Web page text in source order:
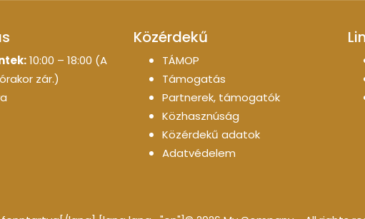
10:00 – 18:00 (A
zár.)
Közérdekű
TÁMOP
Támogatás
Partnerek, támogatók
Közhasznúság
Közérdekű adatok
Adatvédelem